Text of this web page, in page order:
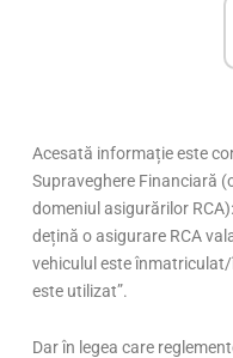
Acesată informație este
Supraveghere Financiară
domeniul asigurărilor
dețină o asigurare RCA
vehiculul este
este utilizat”.
Dar în legea care